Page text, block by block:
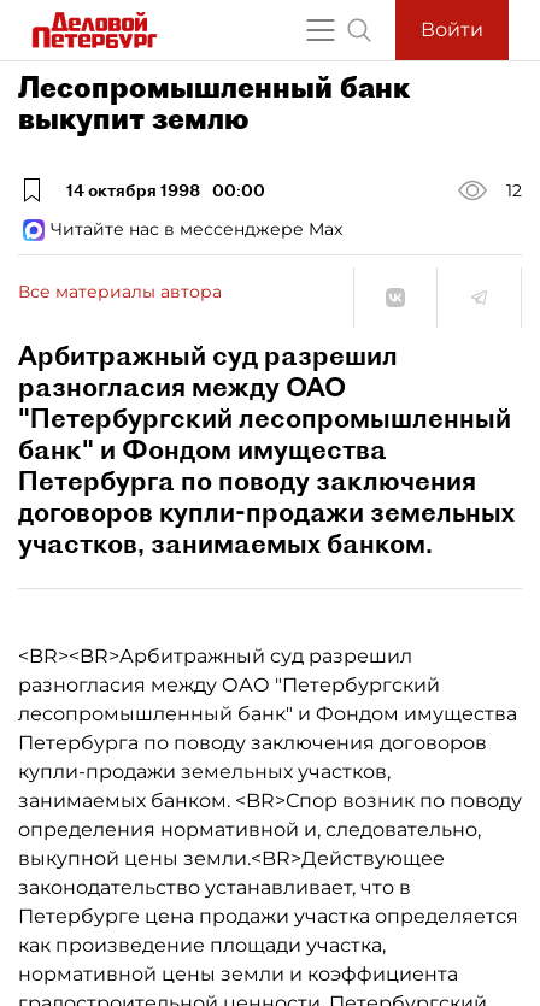
Войти
Лесопромышленный банк
выкупит землю
14 октября 1998 00:00
12
Читайте нас в мессенджере Max
Все материалы автора
Арбитражный суд разрешил
разногласия между ОАО
"Петербургский лесопромышленный
банк" и Фондом имущества
Петербурга по поводу заключения
договоров купли-продажи земельных
участков, занимаемых банком.
<BR><BR>Арбитражный суд разрешил
разногласия между ОАО "Петербургский
лесопромышленный банк" и Фондом имущества
Петербурга по поводу заключения договоров
купли-продажи земельных участков,
занимаемых банком. <BR>Спор возник по поводу
определения нормативной и, следовательно,
выкупной цены земли.<BR>Действующее
законодательство устанавливает, что в
Петербурге цена продажи участка определяется
как произведение площади участка,
нормативной цены земли и коэффициента